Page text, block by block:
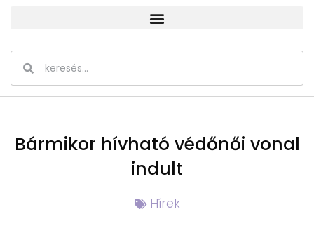
Bármikor hívható védőnői vonal
indult
Hírek